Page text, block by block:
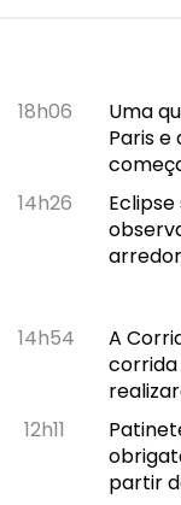
18h06
Uma
Paris
14h26
14h54
A
corrida
12h11
partir